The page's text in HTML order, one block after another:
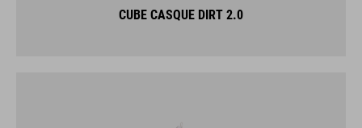
CUBE CASQUE DIRT 2.0